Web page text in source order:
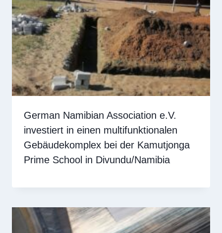
German Namibian Association e.V.
investiert in einen multifunktionalen
Gebäudekomplex bei der Kamutjonga
Prime School in Divundu/Namibia